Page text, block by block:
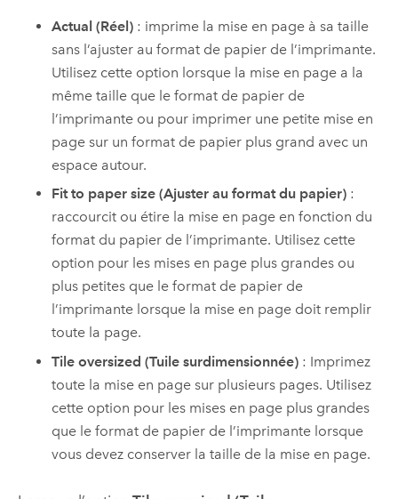
Actual (Réel) : imprime la mise en page à sa taille
sans l’ajuster au format de papier de l’imprimante.
Utilisez cette option lorsque la mise en page a la
même taille que le format de papier de
l’imprimante ou pour imprimer une petite mise en
page sur un format de papier plus grand avec un
espace autour.
Fit to paper size (Ajuster au format du papier) :
raccourcit ou étire la mise en page en fonction du
format du papier de l’imprimante. Utilisez cette
option pour les mises en page plus grandes ou
plus petites que le format de papier de
l’imprimante lorsque la mise en page doit remplir
toute la page.
Tile oversized (Tuile surdimensionnée) : Imprimez
toute la mise en page sur plusieurs pages. Utilisez
cette option pour les mises en page plus grandes
que le format de papier de l’imprimante lorsque
vous devez conserver la taille de la mise en page.